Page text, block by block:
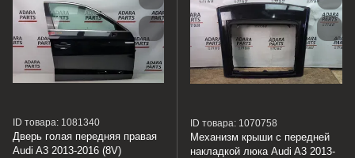
ID товара: 1081340
Дверь голая передняя правая
Audi A3 2013-2016 (8V)
ID товара: 1070758
Механизм крыши с передней
накладкой люка Audi A3 2013-